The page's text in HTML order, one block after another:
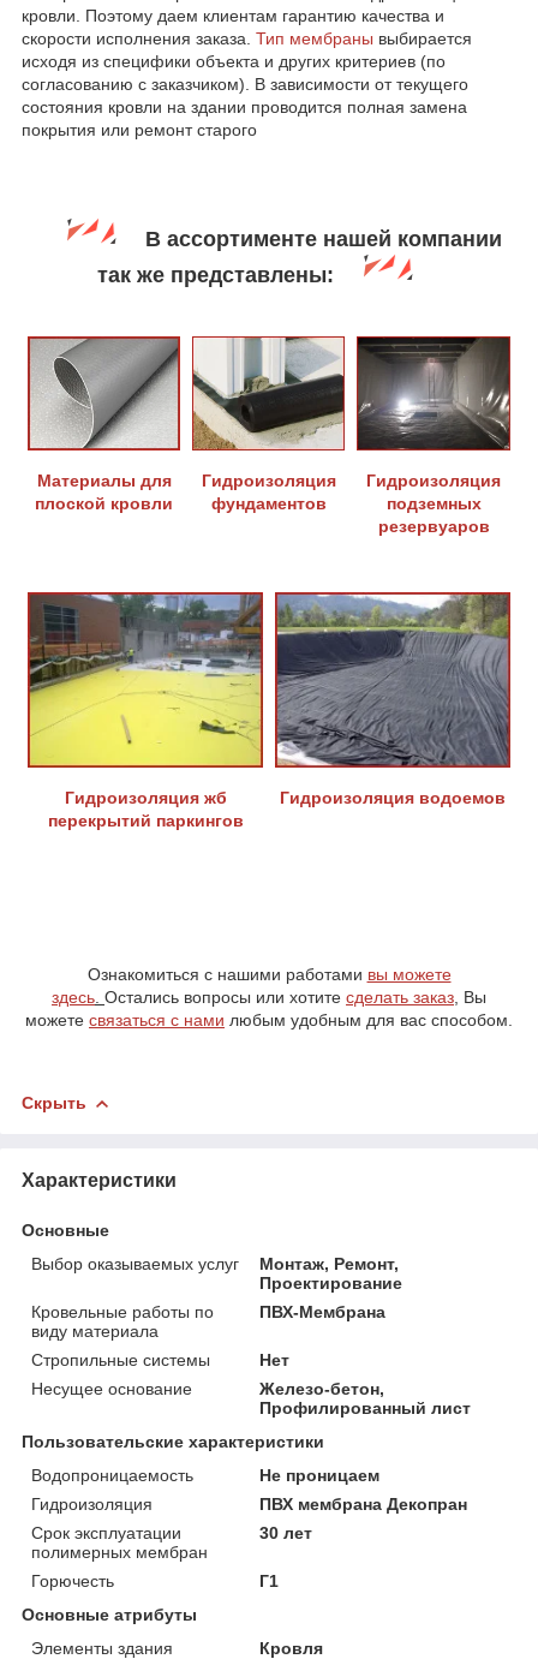
кровли. Поэтому даем клиентам гарантию качества и
скорости исполнения заказа. Тип мембраны выбирается
исходя из специфики объекта и других критериев (по
согласованию с заказчиком). В зависимости от текущего
состояния кровли на здании проводится полная замена
покрытия или ремонт старого
В ассортименте нашей компании
так же представлены:
Материалы для
плоской кровли
Гидроизоляция
фундаментов
Гидроизоляция
подземных
резервуаров
Гидроизоляция жб
перекрытий паркингов
Гидроизоляция водоемов
Ознакомиться с нашими работами вы можете
здесь Остались вопросы или хотите сделать заказ , Вы
можете связаться с нами любым удобным для вас способом.
Скрыть
Характеристики
Основные
Выбор оказываемых услуг
Монтаж, Ремонт,
Проектирование
Кровельные работы по
виду материала
ПВХ-Мембрана
Стропильные системы
Нет
Несущее основание
Железо-бетон,
Профилированный лист
Пользовательские характеристики
Водопроницаемость
Не проницаем
Гидроизоляция
ПВХ мембрана Декопран
Срок эксплуатации
полимерных мембран
30 лет
Горючесть
Г1
Основные атрибуты
Элементы здания
Кровля